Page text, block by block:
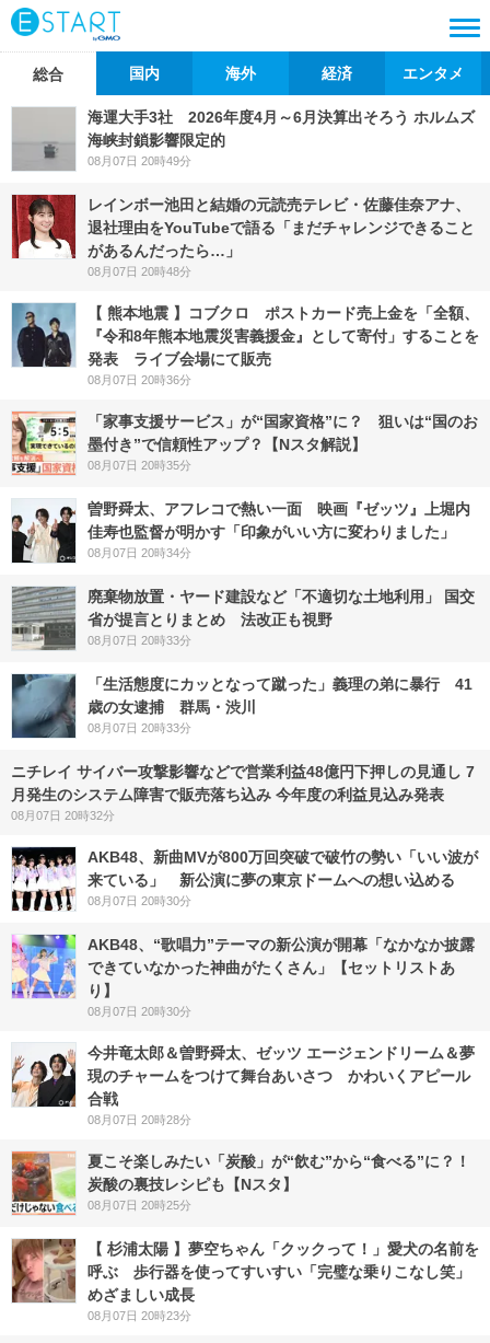
総合 国内 海外 経済 エンタメ
海運大手3社 2026年度4月～6月決算出そろう ホルムズ
海峡封鎖影響限定的
08月07日 20時49分
レインボー池田と結婚の元読売テレビ・佐藤佳奈アナ、
退社理由をYouTubeで語る「まだチャレンジできること
があるんだったら…」
08月07日 20時48分
【 熊本地震 】コブクロ ポストカード売上金を「全額、
『令和8年熊本地震災害義援金』として寄付」することを
発表 ライブ会場にて販売
08月07日 20時36分
「家事支援サービス」が“国家資格”に？ 狙いは“国のお
墨付き”で信頼性アップ？【Nスタ解説】
08月07日 20時35分
曽野舜太、アフレコで熱い一面 映画『ゼッツ』上堀内
佳寿也監督が明かす「印象がいい方に変わりました」
08月07日 20時34分
廃棄物放置・ヤード建設など「不適切な土地利用」 国交
省が提言とりまとめ 法改正も視野
08月07日 20時33分
「生活態度にカッとなって蹴った」義理の弟に暴行 41
歳の女逮捕 群馬・渋川
08月07日 20時33分
ニチレイ サイバー攻撃影響などで営業利益48億円下押しの見通し 7
月発生のシステム障害で販売落ち込み 今年度の利益見込み発表
08月07日 20時32分
AKB48、新曲MVが800万回突破で破竹の勢い「いい波が
来ている」 新公演に夢の東京ドームへの想い込める
08月07日 20時30分
AKB48、“歌唱力”テーマの新公演が開幕「なかなか披露
できていなかった神曲がたくさん」【セットリストあ
り】
08月07日 20時30分
今井竜太郎＆曽野舜太、ゼッツ エージェンドリーム＆夢
現のチャームをつけて舞台あいさつ かわいくアピール
合戦
08月07日 20時28分
夏こそ楽しみたい「炭酸」が“飲む”から“食べる”に？！
炭酸の裏技レシピも【Nスタ】
08月07日 20時25分
【 杉浦太陽 】夢空ちゃん「クックって！」愛犬の名前を
呼ぶ 歩行器を使ってすいすい「完璧な乗りこなし笑」
めざましい成長
08月07日 20時23分